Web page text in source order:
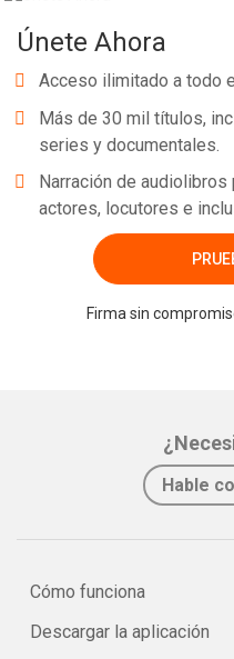
Únete Ahora
Acceso ilimitado a todo
Más de 30 mil títulos,
series y documentales.
Narración de
actores, locutores e
Firma sin
Hable
Cómo funciona
Descargar la aplicación